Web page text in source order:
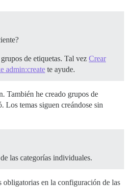
de etiquetas. Tal vez Crear
admin:create te ayude.
También he creado grupos de
Los temas siguen creándose sin
las categorías individuales.
obligatorias en la configuración de las